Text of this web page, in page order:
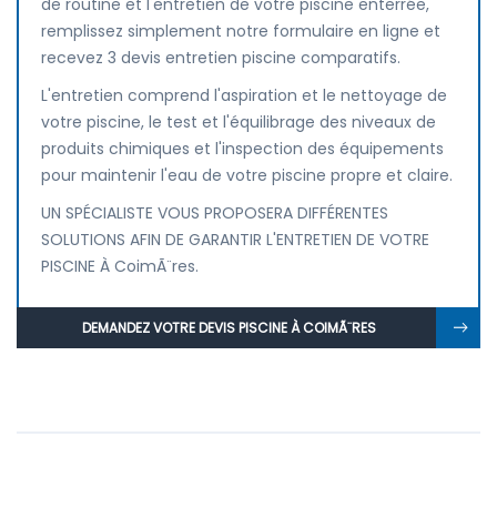
de routine et l'entretien de votre piscine enterrée,
remplissez simplement notre formulaire en ligne et
recevez 3 devis entretien piscine comparatifs.
L'entretien comprend l'aspiration et le nettoyage de
votre piscine, le test et l'équilibrage des niveaux de
produits chimiques et l'inspection des équipements
pour maintenir l'eau de votre piscine propre et claire.
UN SPÉCIALISTE VOUS PROPOSERA DIFFÉRENTES
SOLUTIONS AFIN DE GARANTIR L'ENTRETIEN DE VOTRE
PISCINE À CoimÃ¨res.
DEMANDEZ VOTRE DEVIS PISCINE À COIMÃ¨RES